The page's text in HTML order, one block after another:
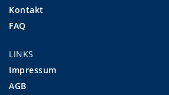
Kontakt
FAQ
LINKS
Impressum
AGB